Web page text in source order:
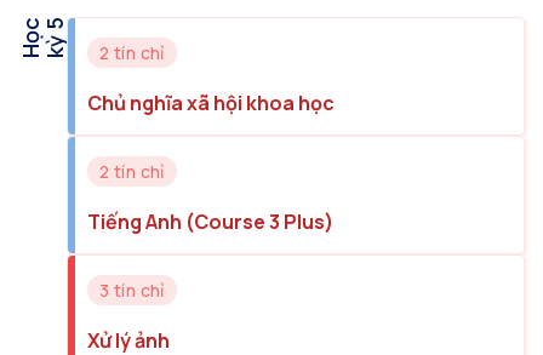
H
ọ
c
k
ỳ5 2 tín chỉ
Chủ nghĩa xã hội khoa học
2 tín chỉ
Tiếng Anh (Course 3 Plus)
3 tín chỉ
Xử lý ảnh